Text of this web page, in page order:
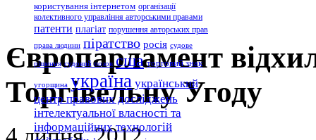
користування інтернетом організації
колективного управління авторськими правами
патенти плагіат порушення авторських прав
права людини піратство росія судове
рішення судовий позов сша торговий знак
угорщина україна український
центр правових досліджень
інтелектуальної власності та
інформаційних технологій
Європарламент
Торгівельну Угоду